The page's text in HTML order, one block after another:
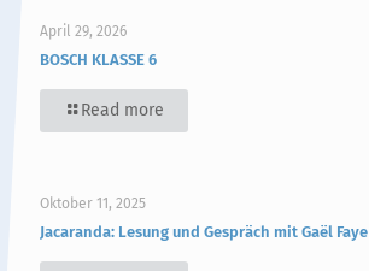
April 29, 2026
BOSCH KLASSE 6
Read more
Oktober 11, 2025
Jacaranda: Lesung und Gespräch mit Gaël Faye